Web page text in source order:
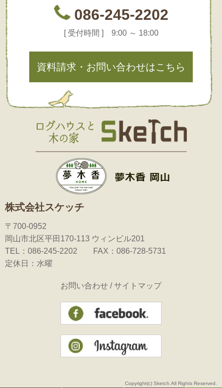
086-245-2202
[ 受付時間 ] 9:00 ～ 18:00
資料請求・お問い合わせはこちら
株式会社スケッチ
〒700-0952
岡山市北区平田170-113 ウィンビル201
TEL：086-245-2202 FAX：086-728-5731
定休日：水曜
お問い合わせ /サイトマップ
Copyright(c) Sketch.All Rights Reserved.